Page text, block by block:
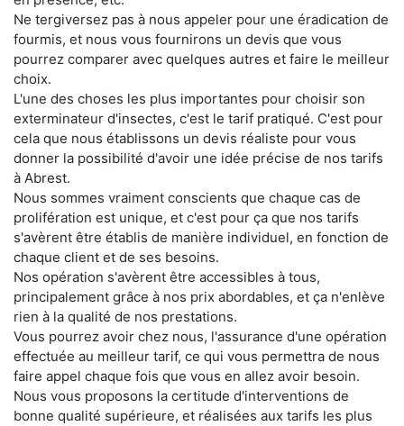
Ne tergiversez pas à nous appeler pour une éradication de
fourmis, et nous vous fournirons un devis que vous
pourrez comparer avec quelques autres et faire le meilleur
choix.
L'une des choses les plus importantes pour choisir son
exterminateur d'insectes, c'est le tarif pratiqué. C'est pour
cela que nous établissons un devis réaliste pour vous
donner la possibilité d'avoir une idée précise de nos tarifs
à Abrest.
Nous sommes vraiment conscients que chaque cas de
prolifération est unique, et c'est pour ça que nos tarifs
s'avèrent être établis de manière individuel, en fonction de
chaque client et de ses besoins.
Nos opération s'avèrent être accessibles à tous,
principalement grâce à nos prix abordables, et ça n'enlève
rien à la qualité de nos prestations.
Vous pourrez avoir chez nous, l'assurance d'une opération
effectuée au meilleur tarif, ce qui vous permettra de nous
faire appel chaque fois que vous en allez avoir besoin.
Nous vous proposons la certitude d'interventions de
bonne qualité supérieure, et réalisées aux tarifs les plus